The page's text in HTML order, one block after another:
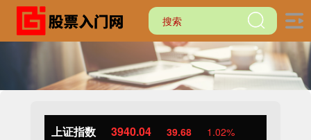
上证指数 3940.04 39.68 1.02%